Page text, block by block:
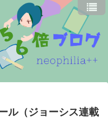
ル（ジョーシス連載